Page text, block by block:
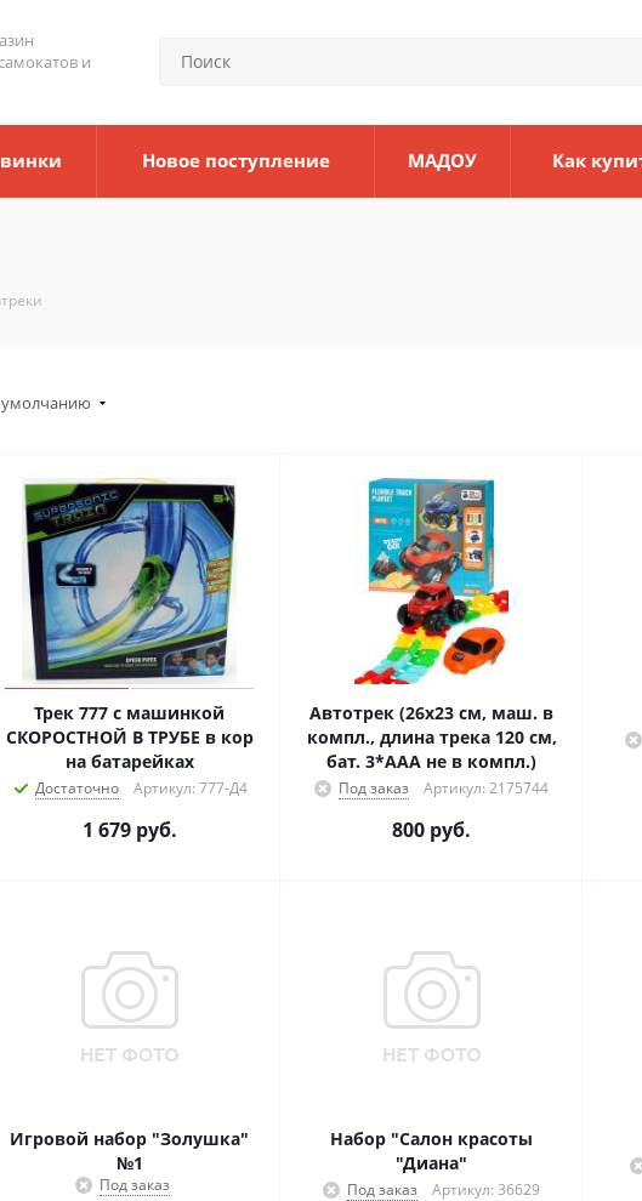
и
Новое поступление МАДОУ Как
Трек 777 с машинкой
СКОРОСТНОЙ В ТРУБЕ в кор
на батарейках
Достаточно Артикул: 777-Д4
1 679руб.
Автотрек (26х23 см, маш. в
компл., длина трека 120 см,
бат. 3*AAA не в компл.)
Под заказ Артикул: 2175744
800 руб.
Игровой набор "Золушка"
№1
Под заказ
Набор "Салон красоты
"Диана"
Под заказ Артикул: 36629